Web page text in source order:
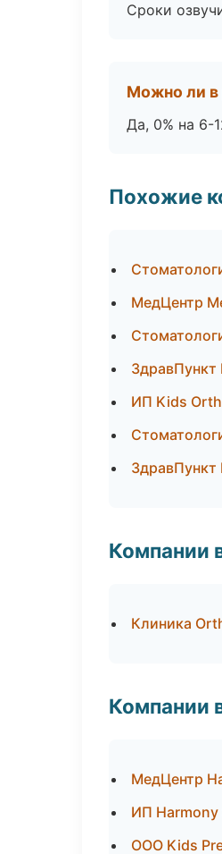
Сроки
Можно ли в
Да, 0% на 6-
Похожие
МедЦентр
ИП Kids
Компании
Клиника
Компании
МедЦентр
ИП
ООО Kids